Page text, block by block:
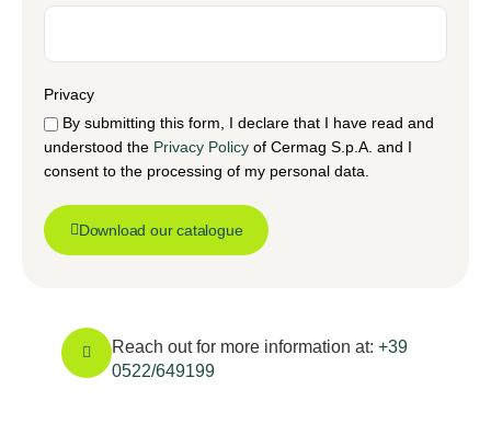
Privacy
By submitting this form, I declare that I have read and
understood the Privacy Policy of Cermag S.p.A. and I
consent to the processing of my personal data.
Download our catalogue
Reach out for more information at: +39
0522/649199